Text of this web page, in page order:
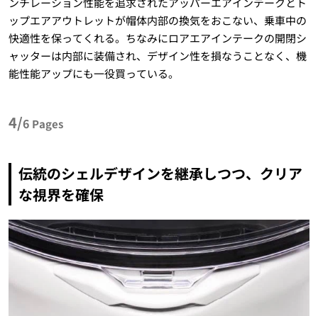
ップエアアウトレットが帽体内部の換気をおこない、乗車中の
快適性を保ってくれる。ちなみにロアエアインテークの開閉シ
ャッターは内部に装備され、デザイン性を損なうことなく、機
能性能アップにも一役買っている。
4/6 Pages
伝統のシェルデザインを継承しつつ、クリア
な視界を確保